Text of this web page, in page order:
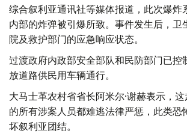
综合叙利亚通讯社等媒体报道，此次爆炸
内部的炸弹被引爆所致。事件发生后，卫
院及救护部门的应急响应状态。
过渡政府内政部安全部队和民防部门已控
放道路供民用车辆通行。
大马士革农村省省长阿米尔·谢赫表示，
的所有涉案人员都难逃法律严惩，此类恐
坏叙利亚团结。